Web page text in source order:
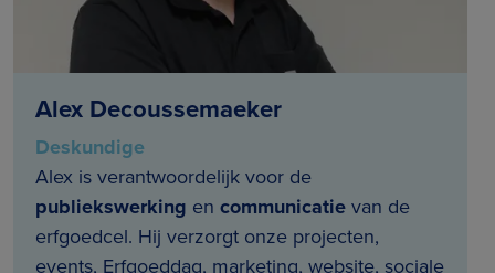
Alex Decoussemaeker
Deskundige
Alex is verantwoordelijk voor de
publiekswerking en communicatievan de
erfgoedcel. Hij verzorgt onze projecten,
events, Erfgoeddag, marketing, website, sociale